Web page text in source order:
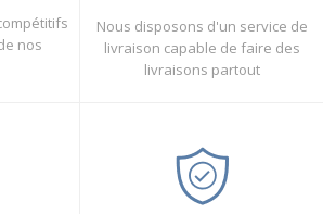
nos
Nous disposons d'un service de
livraison capable de faire des
livraisons partout